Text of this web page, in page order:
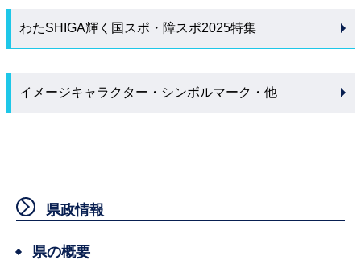
わたSHIGA輝く国スポ・障スポ2025特集
イメージキャラクター・シンボルマーク・他
県政情報
県の概要